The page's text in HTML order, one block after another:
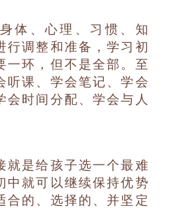
体、心理、习惯、知
行调整和准备，学习初
一环，但不是全部。至
听课、学会笔记、学会
会时间分配、学会与人
就是给孩子选一个最难
中就可以继续保持优势
合的、选择的、并坚定